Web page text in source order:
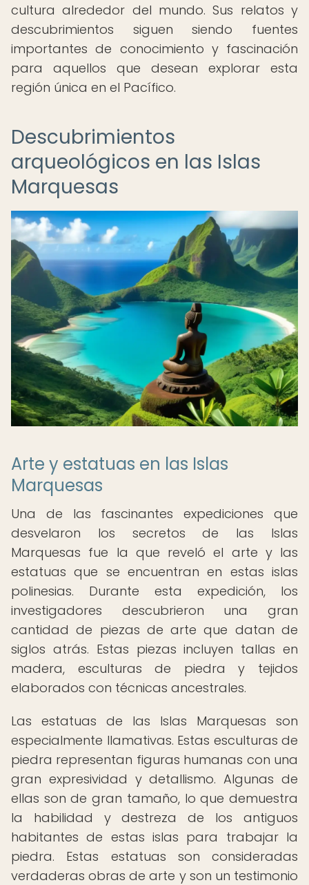
cultura alrededor del mundo. Sus relatos y
descubrimientos siguen siendo fuentes
importantes de conocimiento y fascinación
para aquellos que desean explorar esta
región única en el Pacífico.
Descubrimientos
arqueológicos en las Islas
Marquesas
Arte y estatuas en las Islas
Marquesas
Una de las fascinantes expediciones que
desvelaron los secretos de las Islas
Marquesas fue la que reveló el arte y las
estatuas que se encuentran en estas islas
polinesias. Durante esta expedición, los
investigadores descubrieron una gran
cantidad de piezas de arte que datan de
siglos atrás. Estas piezas incluyen tallas en
madera, esculturas de piedra y tejidos
elaborados con técnicas ancestrales.
Las estatuas de las Islas Marquesas son
especialmente llamativas. Estas esculturas de
piedra representan figuras humanas con una
gran expresividad y detallismo. Algunas de
ellas son de gran tamaño, lo que demuestra
la habilidad y destreza de los antiguos
habitantes de estas islas para trabajar la
piedra. Estas estatuas son consideradas
verdaderas obras de arte y son un testimonio